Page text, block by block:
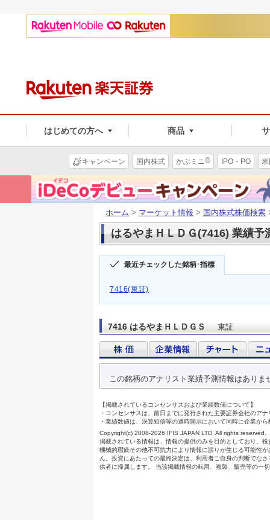
はじめての方へ 商品
キャンペーン 国内株式 かぶミニ® IPO・PO
ホーム > マーケット情報 > 国内株式株価検索
はるやまＨＬＤＧ(7416) 業績予
最近チェックした銘柄･指標
7416(東証)
7416 はるやまＨＬＤＧＳ 東証